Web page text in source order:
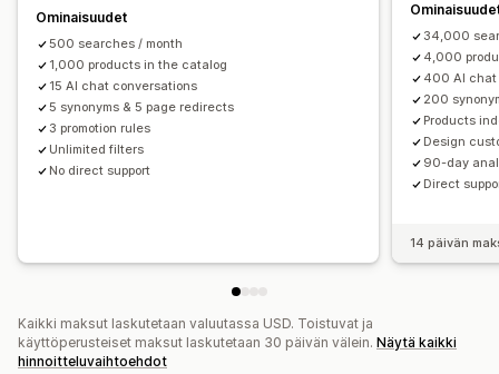
Mukautettu tyyli
Mukautetut suodattimet
Analytiikka
Tekoälytiedot Konversioseuranta
Mukautetut dashboardit
Reaaliaikainen analytiikka
Hakukyselyt
Ominaisuudet
500 searches / month
1,000 products in the catalog
15 AI chat conversations
5 synonyms & 5 page redirects
3 promotion rules
Unlimited filters
No direct support
34,000
4,000
400 AI chat
200
Products
Design
90-day
Direct
14 päivän
Kaikki maksut laskutetaan valuutassa USD. Toistuvat ja
käyttöperusteiset maksut laskutetaan 30 päivän välein. Näytä kaikki
hinnoitteluvaihtoehdot